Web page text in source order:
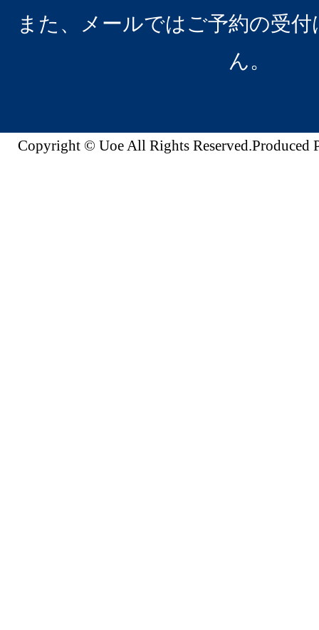
また、メールではご予約の受
ん。
Copyright © Uoe All Rights Reserved.Produced